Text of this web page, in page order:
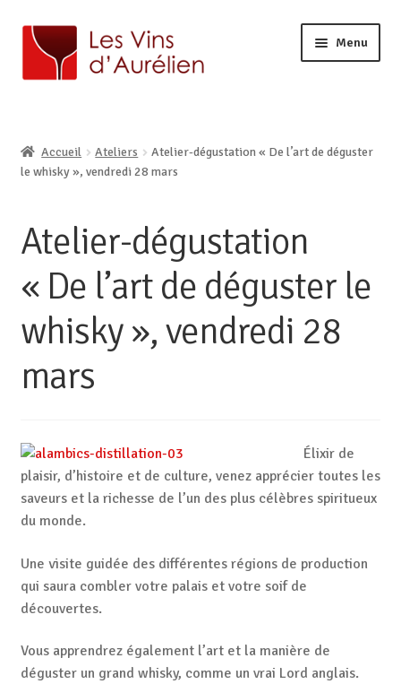
Menu
le
BOUTIQUE EN LIGNE
AURÉLIEN, CAVISTE À LILLE
Accueil Ateliers
Atelier-dégustation « De l’art de déguster
le whisky », vendredi 28 mars
Atelier-dégustation
« De l’art de déguster le
whisky », vendredi 28
mars
Élixir de
plaisir, d’histoire et de culture, venez apprécier toutes les
saveurs et la richesse de l’un des plus célèbres spiritueux
du monde.
Une visite guidée des différentes régions de production
qui saura combler votre palais et votre soif de
découvertes.
Vous apprendrez également l’art et la manière de
déguster un grand whisky, comme un vrai Lord anglais.